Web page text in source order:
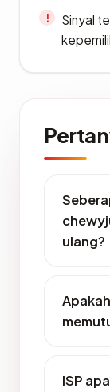
Sinyal
ulang?
ISP